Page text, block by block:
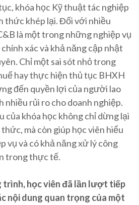
khóa học Kỹ thuật tác nghiệp
thức khép lại. Đối với nhiều
là một trong những nghiệp vụ
xác và khả năng cập nhật
Chỉ một sai sót nhỏ trong
hay thực hiện thủ tục BHXH
đến quyền lợi của người lao
nhiều rủi ro cho doanh nghiệp.
của khóa học không chỉ dừng lại
mà còn giúp học viên hiểu
vụ và có khả năng xử lý công
trong thực tế.
học viên đã lần lượt tiếp
nội dung quan trọng của một